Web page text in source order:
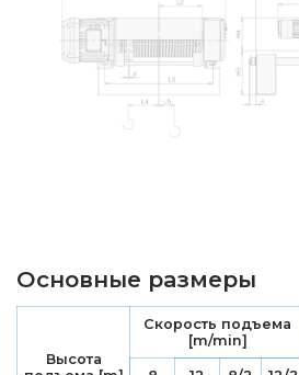
Основные размеры
Высота
Скорость подъема
[m/min]